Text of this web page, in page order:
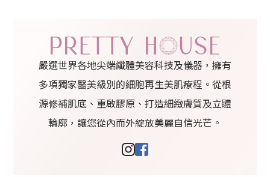
嚴選世界各地尖端纖體美容科技及儀器，擁有
多項獨家醫美級別的細胞再生美肌療程。從根
源修補肌底、重啟膠原、打造細緻膚質及立體
輪廓，讓您從內而外綻放美麗自信光芒。